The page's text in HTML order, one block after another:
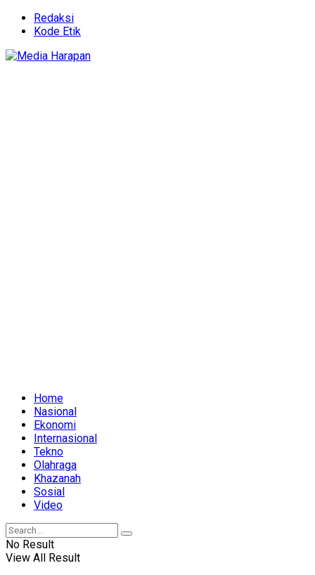
Redaksi
Kode Etik
Home
Nasional
Ekonomi
Internasional
Tekno
Olahraga
Khazanah
Sosial
Video
No Result
View All Result